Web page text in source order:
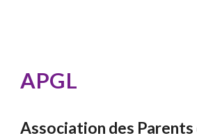
APGL
Association des